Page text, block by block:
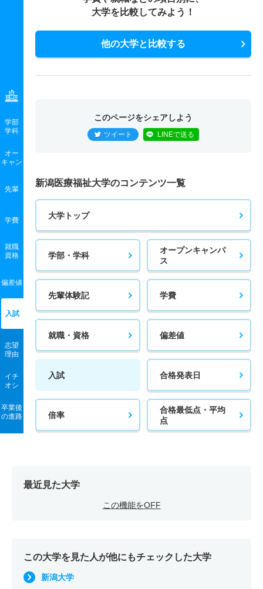
学部
学科
オー
キャン
先輩
学費
就職
資格
偏差値
入試
志望
理由
イチ
オシ
卒業後
の進路
大学を比較してみよう！
他の大学と比較する
このページをシェアしよう
ツイート LINEで送る
新潟医療福祉大学のコンテンツ一覧
大学トップ
学部・学科
オープンキャンパ
ス
先輩体験記 学費
就職・資格 偏差値
入試 合格発表日
倍率
合格最低点・平均
点
最近見た大学
この機能をOFF
この大学を見た人が他にもチェックした大学
新潟大学